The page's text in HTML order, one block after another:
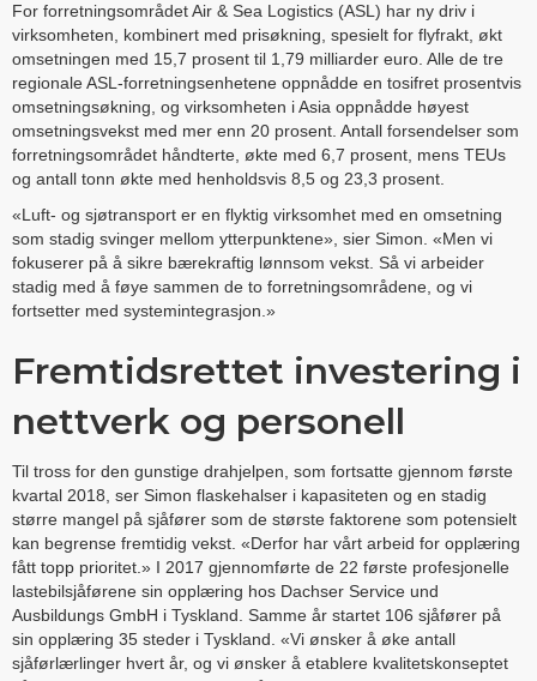
For forretningsområdet Air & Sea Logistics (ASL) har ny driv i
virksomheten, kombinert med prisøkning, spesielt for flyfrakt, økt
omsetningen med 15,7 prosent til 1,79 milliarder euro. Alle de tre
regionale ASL-forretningsenhetene oppnådde en tosifret prosentvis
omsetningsøkning, og virksomheten i Asia oppnådde høyest
omsetningsvekst med mer enn 20 prosent. Antall forsendelser som
forretningsområdet håndterte, økte med 6,7 prosent, mens TEUs
og antall tonn økte med henholdsvis 8,5 og 23,3 prosent.
«Luft- og sjøtransport er en flyktig virksomhet med en omsetning
som stadig svinger mellom ytterpunktene», sier Simon. «Men vi
fokuserer på å sikre bærekraftig lønnsom vekst. Så vi arbeider
stadig med å føye sammen de to forretningsområdene, og vi
fortsetter med systemintegrasjon.»
Fremtidsrettet investering i
nettverk og personell
Til tross for den gunstige drahjelpen, som fortsatte gjennom første
kvartal 2018, ser Simon flaskehalser i kapasiteten og en stadig
større mangel på sjåfører som de største faktorene som potensielt
kan begrense fremtidig vekst. «Derfor har vårt arbeid for opplæring
fått topp prioritet.» I 2017 gjennomførte de 22 første profesjonelle
lastebilsjåførene sin opplæring hos Dachser Service und
Ausbildungs GmbH i Tyskland. Samme år startet 106 sjåfører på
sin opplæring 35 steder i Tyskland. «Vi ønsker å øke antall
sjåførlærlinger hvert år, og vi ønsker å etablere kvalitetskonseptet